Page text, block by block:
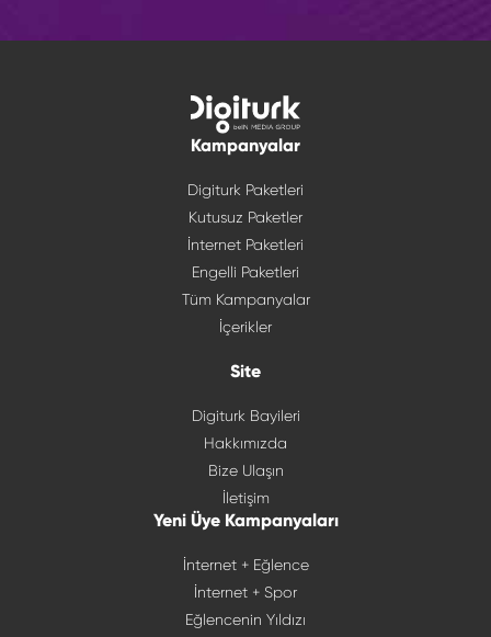
Kampanyalar
Digiturk Paketleri
Kutusuz Paketler
İnternet Paketleri
Engelli Paketleri
Tüm Kampanyalar
İçerikler
Site
Digiturk Bayileri
Hakkımızda
Bize Ulaşın
İletişim
Yeni Üye Kampanyaları
İnternet + Eğlence
İnternet + Spor
Eğlencenin Yıldızı